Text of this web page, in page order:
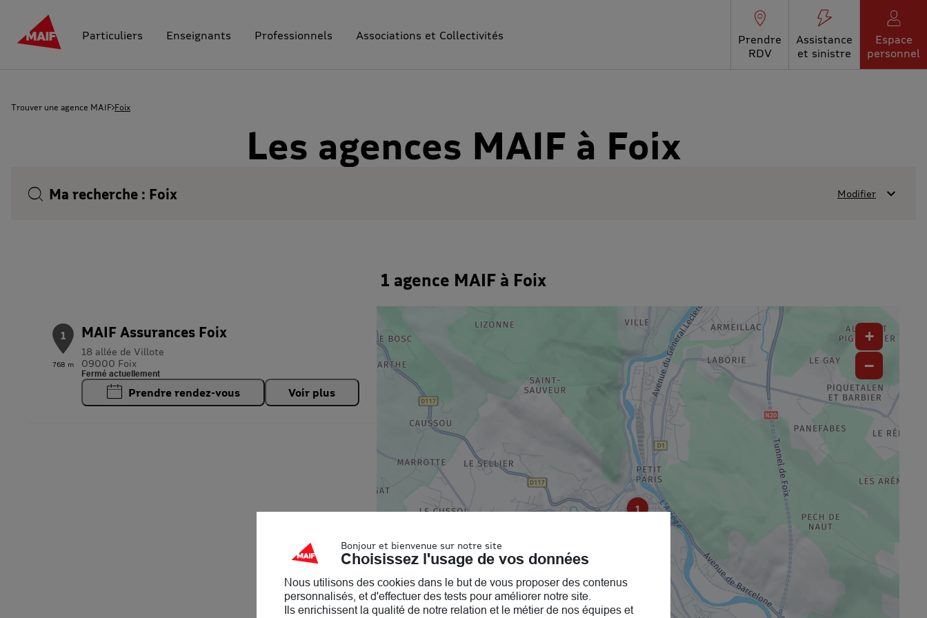
Particuliers Enseignants Professionnels Associations et Collectivités
Prendre
RDV
Assistance
et sinistre
Espace
personnel
Trouver une agence MAIF Foix
Les agences MAIF à Foix
Ma recherche : Foix Modifier
1 agence MAIF à Foix
1
768 m
MAIF Assurances Foix
18 allée de Villote
09000 Foix
Fermé actuellement
Prendre rendez-vous Voir plus
1
+
−
Bonjour et bienvenue sur notre site
Choisissez l'usage de vos données
Nous utilisons des cookies dans le but de vous proposer des contenus
personnalisés, et d'effectuer des tests pour améliorer notre site.
Ils enrichissent la qualité de notre relation et le métier de nos équipes et